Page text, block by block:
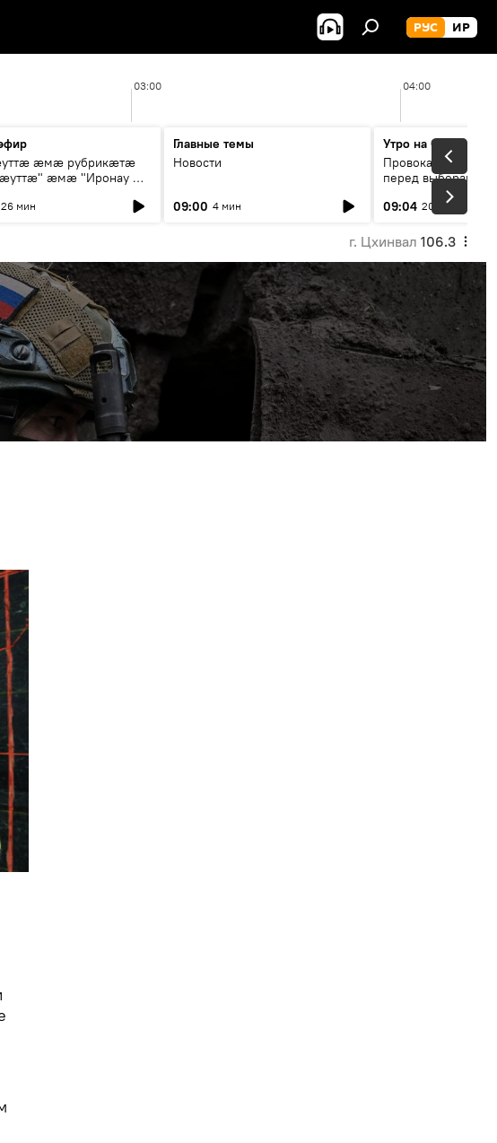
РУС ИР
03:00 04:00
æмæ рубрикæтæ
æмæ "Иронау æй
26 мин
Главные темы
Новости
09:00 4 мин
Утро на Спутнике
Провокации со
перед выборами в
09:04 20 мин
г. Цхинвал 106.3